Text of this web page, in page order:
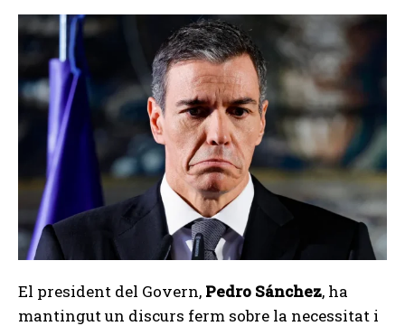
El president del Govern, Pedro Sánchez, ha
mantingut un discurs ferm sobre la necessitat i